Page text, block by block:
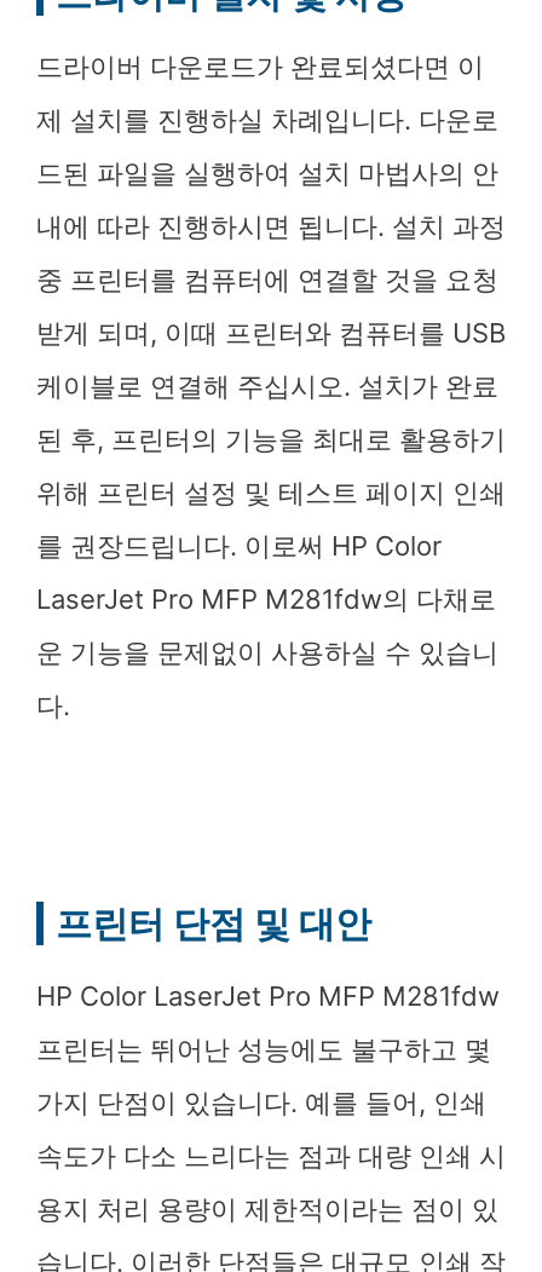
드라이버 다운로드가 완료되셨다면 이
제 설치를 진행하실 차례입니다. 다운로
드된 파일을 실행하여 설치 마법사의 안
내에 따라 진행하시면 됩니다. 설치 과정
중 프린터를 컴퓨터에 연결할 것을 요청
받게 되며, 이때 프린터와 컴퓨터를 USB
케이블로 연결해 주십시오. 설치가 완료
된 후, 프린터의 기능을 최대로 활용하기
위해 프린터 설정 및 테스트 페이지 인쇄
를 권장드립니다. 이로써 HP Color
LaserJet Pro MFP M281fdw의 다채로
운 기능을 문제없이 사용하실 수 있습니
다.
프린터 단점 및 대안
HP Color LaserJet Pro MFP M281fdw
프린터는 뛰어난 성능에도 불구하고 몇
가지 단점이 있습니다. 예를 들어, 인쇄
속도가 다소 느리다는 점과 대량 인쇄 시
용지 처리 용량이 제한적이라는 점이 있
습니다. 이러한 단점들은 대규모 인쇄 작